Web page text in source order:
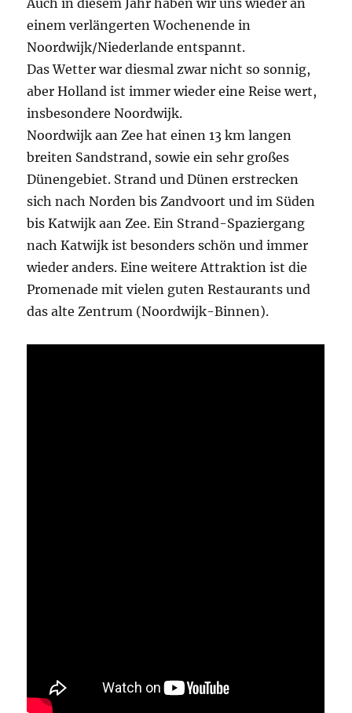
einem verlängerten Wochenende in
Noordwijk/Niederlande entspannt.
Das Wetter war diesmal zwar nicht so sonnig,
aber Holland ist immer wieder eine Reise wert,
insbesondere Noordwijk.
Noordwijk aan Zee hat einen 13 km langen
breiten Sandstrand, sowie ein sehr großes
Dünengebiet. Strand und Dünen erstrecken
sich nach Norden bis Zandvoort und im Süden
bis Katwijk aan Zee. Ein Strand-Spaziergang
nach Katwijk ist besonders schön und immer
wieder anders. Eine weitere Attraktion ist die
Promenade mit vielen guten Restaurants und
das alte Zentrum (Noordwijk-Binnen).